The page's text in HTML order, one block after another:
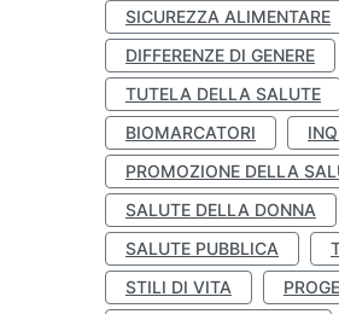
SICUREZZA ALIMENTARE
DIFFERENZE DI GENERE
TUTELA DELLA SALUTE
BIOMARCATORI
PROMOZIONE DELLA
SALUTE DELLA DONNA
SALUTE PUBBLICA
STILI DI VITA